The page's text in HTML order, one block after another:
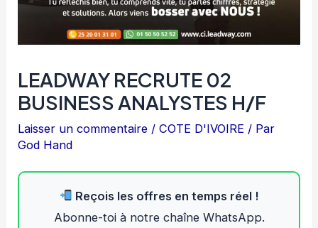
LEADWAY RECRUTE 02
BUSINESS ANALYSTES H/F
Laisser un commentaire /COTE D'IVOIRE / Par
God Hand
Reçois les offres en temps réel !
Abonne-toi à notre chaîne WhatsApp.